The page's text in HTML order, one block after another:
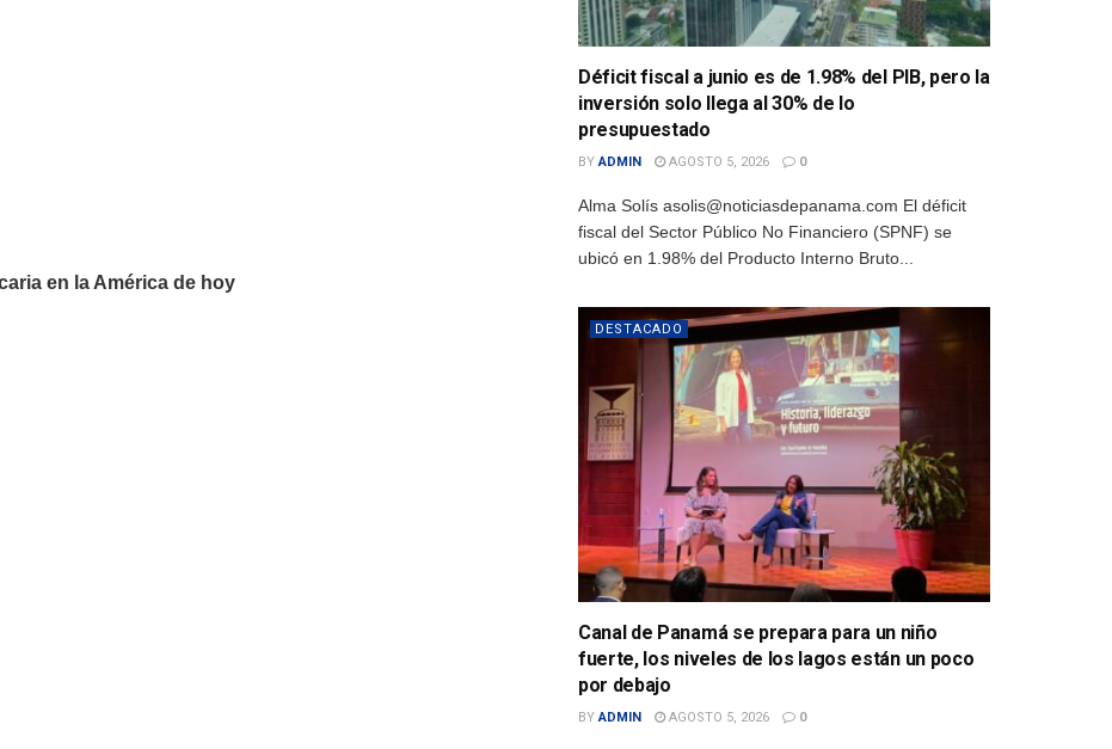
en la América de hoy
Déficit fiscal a junio es de 1.98% del PIB, pero la
inversión solo llega al 30% de lo
presupuestado
BY ADMIN AGOSTO 5, 2026 0
Alma Solís asolis@noticiasdepanama.com El déficit
fiscal del Sector Público No Financiero (SPNF) se
ubicó en 1.98% del Producto Interno Bruto...
DESTACADO
Canal de Panamá se prepara para un niño
fuerte, los niveles de los lagos están un poco
por debajo
BY ADMIN AGOSTO 5, 2026 0